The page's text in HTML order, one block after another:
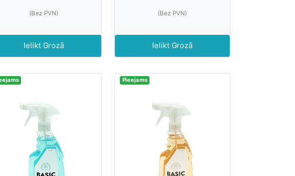
(Bez PVN)
Ielikt Grozā
(Bez PVN)
Ielikt Grozā
Pieejams